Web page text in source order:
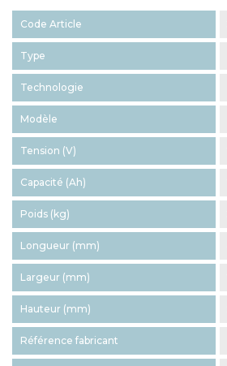
Code Article
Type
Technologie
Modèle
Tension (V)
Capacité (Ah)
Poids (kg)
Longueur (mm)
Largeur (mm)
Hauteur (mm)
Référence fabricant